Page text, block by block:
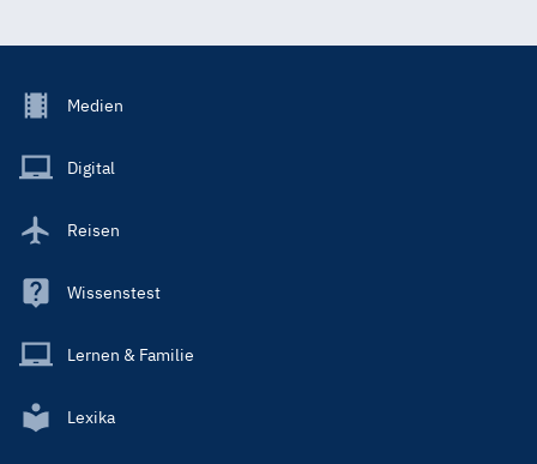
Footer
Main
Medien
Digital
Reisen
Wissenstest
Lernen & Familie
Lexika